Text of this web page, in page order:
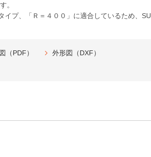
。
プ、「Ｒ＝４００」に適合しているため、SU
（PDF）
外形図（DXF）